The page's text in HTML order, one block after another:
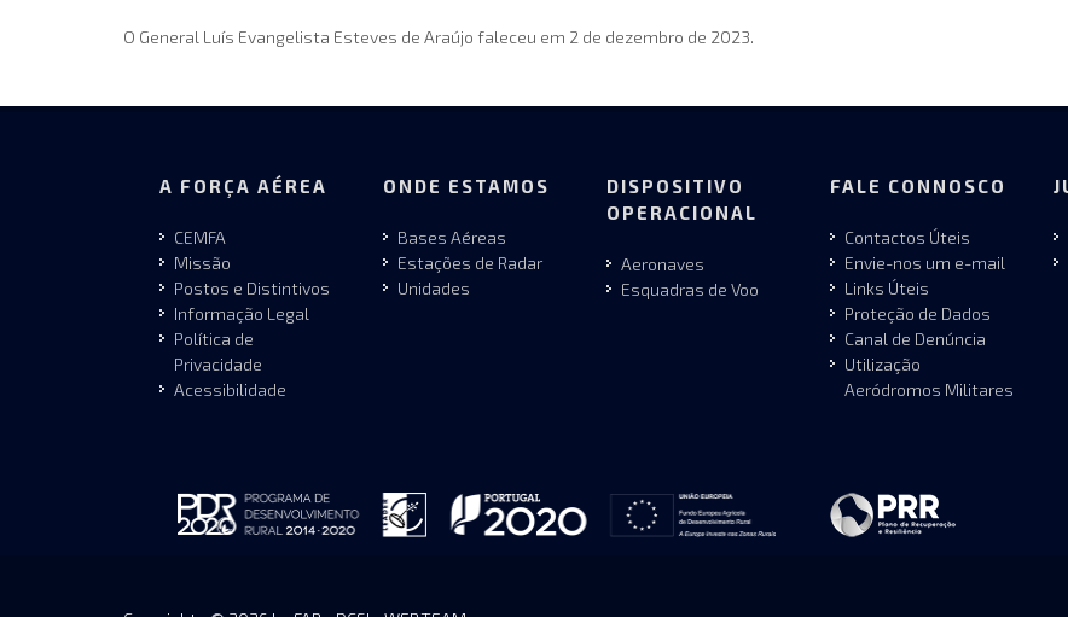
O General Luís Evangelista Esteves de Araújo faleceu em 2 de dezembro de 2023.
A FORÇA AÉREA
CEMFA
Missão
Postos e Distintivos
Informação Legal
Política de
Privacidade
Acessibilidade
ONDE ESTAMOS
Bases Aéreas
Estações de Radar
Unidades
DISPOSITIVO
OPERACIONAL
Aeronaves
Esquadras de Voo
FALE CONNOSCO
Contactos Úteis
Envie-nos um e-mail
Links Úteis
Proteção de Dados
Canal de Denúncia
Utilização
Aeródromos Militares